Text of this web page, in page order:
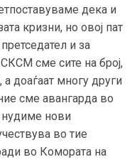
дека и
кризни, но овој пат
и за
сме сите на број,
доаѓаат многу други
сме авангарда во
нудиме нови
во тие
во Комората на